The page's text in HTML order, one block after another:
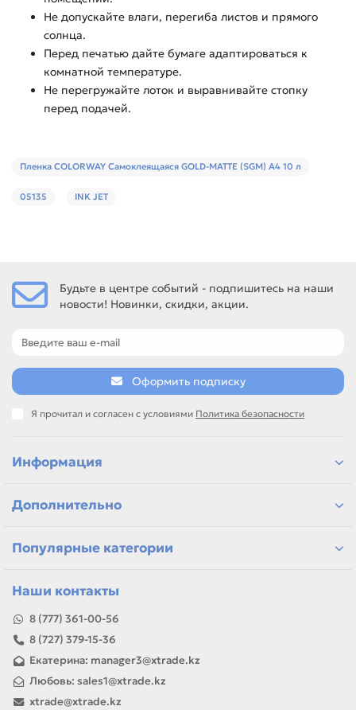
Не допускайте влаги, перегиба листов и прямого
солнца.
Перед печатью дайте бумаге адаптироваться к
комнатной температуре.
Не перегружайте лоток и выравнивайте стопку
перед подачей.
Пленка COLORWAY Самоклеящаяся GOLD-MATTE (SGM) А4 10 л
05135 INK JET
Будьте в центре событий - подпишитесь на наши
новости! Новинки, скидки, акции.
Оформить подписку
Я прочитал и согласен с условиями Политика безопасности
Информация
Дополнительно
Популярные категории
Наши контакты
8 (777) 361-00-56
8 (727) 379-15-36
Екатерина: manager3@xtrade.kz
Любовь: sales1@xtrade.kz
xtrade@xtrade.kz